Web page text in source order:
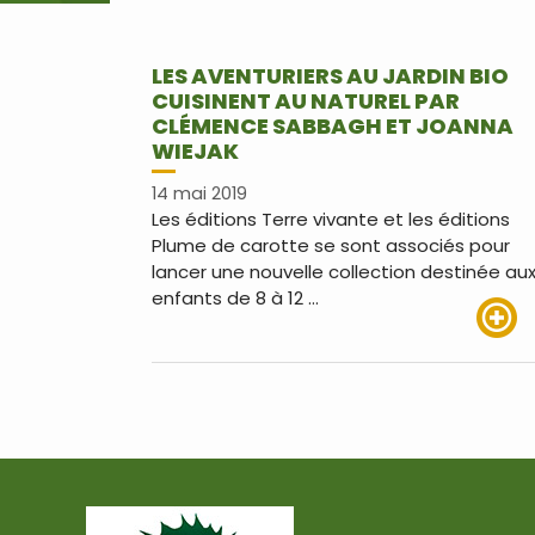
LES AVENTURIERS AU JARDIN BIO
CUISINENT AU NATUREL PAR
CLÉMENCE SABBAGH ET JOANNA
WIEJAK
14 mai 2019
Les éditions Terre vivante et les éditions
Plume de carotte se sont associés pour
lancer une nouvelle collection destinée aux
enfants de 8 à 12 …